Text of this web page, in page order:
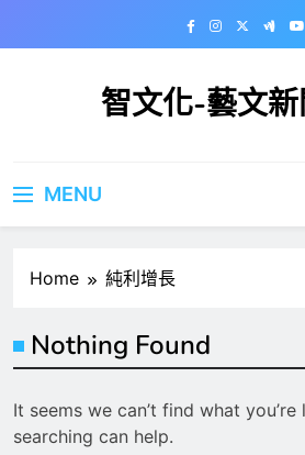
智文化-藝文
MENU
Home 純利增長
Nothing Found
It seems we can’t find what
searching can help.